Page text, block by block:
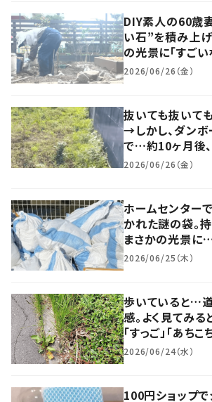
DIY素人の60歳
い石”を積み上
の光景に「すごい
一軒建てちゃうぐ
2026/06/26（金）
抜いても抜いて
→しかし、ダン
で…約10ヶ月後
「最後まで見入っ
2026/06/26（金）
ホームセンター
かれた謎の袋。
まさかの光景に…
ゃくちゃ欲しい」
2026/06/25（木）
歩いていると…
感。よく見てみる
「すっご」「あち
「あるある」
2026/06/24（水）
100円ショップ